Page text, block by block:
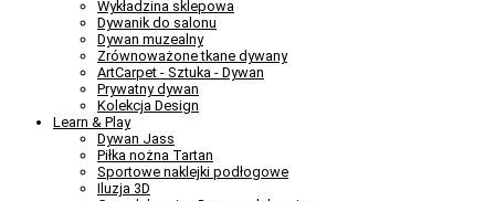
Wykładzina sklepowa
Dywanik do salonu
Dywan muzealny
Zrównoważone tkane dywany
ArtCarpet - Sztuka - Dywan
Prywatny dywan
Kolekcja Design
Learn & Play
Dywan Jass
Piłka nożna Tartan
Sportowe naklejki podłogowe
Iluzja 3D